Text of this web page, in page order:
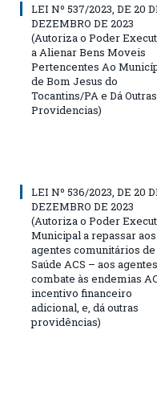
LEI Nº 537/2023, DE 20
DEZEMBRO DE 2023
(Autoriza o Poder
a Alienar Bens Moveis
Pertencentes Ao
de Bom Jesus do
Tocantins/PA e Dá Outras
Providencias)
LEI Nº 536/2023, DE 20
DEZEMBRO DE 2023
(Autoriza o Poder
Municipal a repassar aos
agentes comunitários de
Saúde ACS – aos
combate às endemias
incentivo financeiro
adicional, e, dá outras
providências)